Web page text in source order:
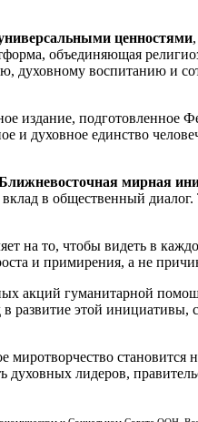
ценностями
объединяющая
духовному воспитанию и
издание, подготовленное
и духовное единство
мирная
в общественный диалог.
на то, чтобы видеть в
и примирения, а не
акций гуманитарной
развитие этой инициативы,
миротворчество становится
лидеров,